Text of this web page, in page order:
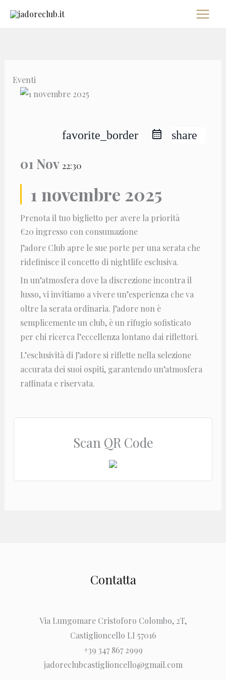
Eventi
favorite_border share
01 Nov 22:30
1 novembre 2025
Prenota il tuo biglietto per avere la priorità
€20 ingresso con consumazione
J’adore Club apre le sue porte per una serata che
ridefinisce il concetto di nightlife esclusiva.
In un’atmosfera dove la discrezione incontra il
lusso, vi invitiamo a vivere un’esperienza che va
oltre la serata ordinaria. J’adore non è
semplicemente un club, è un rifugio sofisticato
per chi ricerca l’eccellenza lontano dai riflettori.
L’esclusività di J’adore si riflette nella selezione
accurata dei suoi ospiti, garantendo un’atmosfera
raffinata e riservata.
Scan QR Code
Contatta
Via Lungomare Cristoforo Colombo, 2T,
Castiglioncello LI 57016
+39 347 867 2999
jadoreclubcastiglioncello@gmail.com